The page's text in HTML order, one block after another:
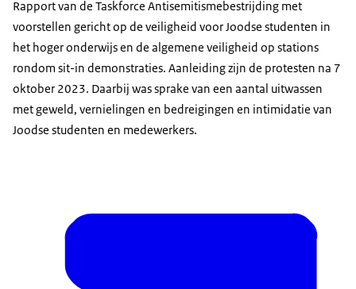
Rapport van de Taskforce Antisemitismebestrijding met
voorstellen gericht op de veiligheid voor Joodse studenten in
het hoger onderwijs en de algemene veiligheid op stations
rondom sit-in demonstraties. Aanleiding zijn de protesten na 7
oktober 2023. Daarbij was sprake van een aantal uitwassen
met geweld, vernielingen en bedreigingen en intimidatie van
Joodse studenten en medewerkers.